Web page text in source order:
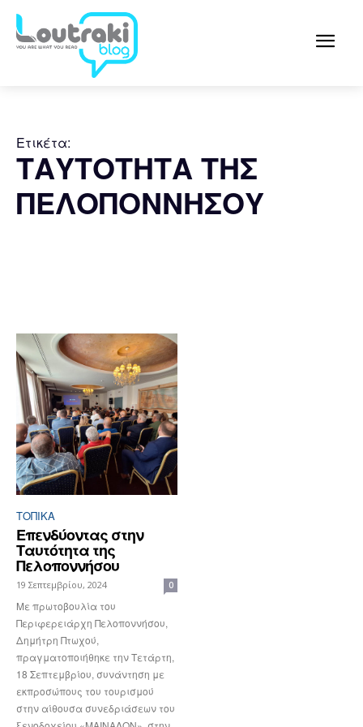
Ετικέτα:
ΤΑΥΤΟΤΗΤΑ ΤΗΣ
ΠΕΛΟΠΟΝΝΗΣΟΥ
ΤΟΠΙΚΑ
Επενδύοντας στην
Ταυτότητα της
Πελοποννήσου
19 Σεπτεμβρίου, 2024 0
Με πρωτοβουλία του
Περιφερειάρχη Πελοποννήσου,
Δημήτρη Πτωχού,
πραγματοποιήθηκε την Τετάρτη,
18 Σεπτεμβρίου, συνάντηση με
εκπροσώπους του τουρισμού
στην αίθουσα συνεδριάσεων του